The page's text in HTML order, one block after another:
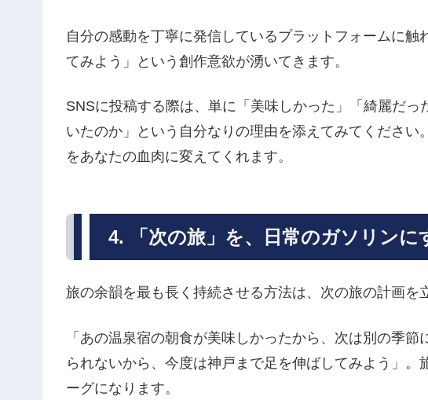
自分の感動を丁寧に発信しているプラットフォームに
てみよう」という創作意欲が湧いてきます。
SNSに投稿する際は、単に「美味しかった」「綺麗だ
いたのか」という自分なりの理由を添えてみてくださ
をあなたの血肉に変えてくれます。
4. 「次の旅」を、日常のガソリンに
旅の余韻を最も長く持続させる方法は、次の旅の計画を
「あの温泉宿の朝食が美味しかったから、次は別の季
られないから、今度は神戸まで足を伸ばしてみよう」
ーグになります。